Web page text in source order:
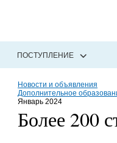
ПОСТУПЛЕНИЕ
Новости и объявления
Дополнительное
Январь 2024
Более 200